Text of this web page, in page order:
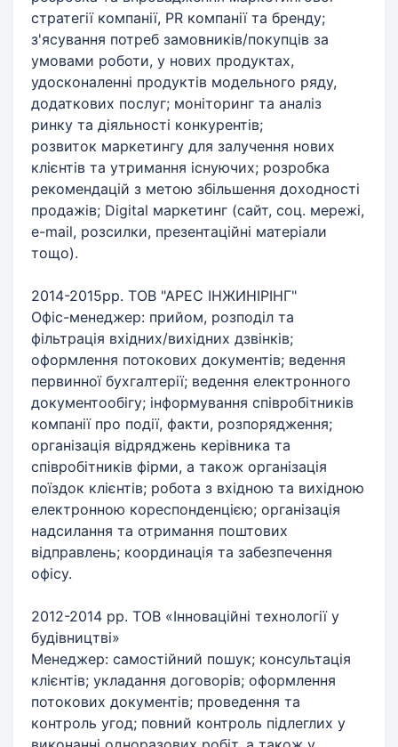
стратегії компанії, PR компанії та бренду;
з'ясування потреб замовників/покупців за
умовами роботи, у нових продуктах,
удосконаленні продуктів модельного ряду,
додаткових послуг; моніторинг та аналіз
ринку та діяльності конкурентів;
розвиток маркетингу для залучення нових
клієнтів та утримання існуючих; розробка
рекомендацій з метою збільшення доходності
продажів; Digital маркетинг (сайт, соц. мережі,
e-mail, розсилки, презентаційні матеріали
тощо).
2014-2015рр. ТОВ "АРЕС ІНЖИНІРІНГ"
Офіс-менеджер: прийом, розподіл та
фільтрація вхідних/вихідних дзвінків;
оформлення потокових документів; ведення
первинної бухгалтерії; ведення електронного
документообігу; інформування співробітників
компанії про події, факти, розпорядження;
організація відряджень керівника та
співробітників фірми, а також організація
поїздок клієнтів; робота з вхідною та вихідною
електронною кореспонденцією; організація
надсилання та отримання поштових
відправлень; координація та забезпечення
офісу.
2012-2014 рр. ТОВ «Інноваційні технології у
будівництві»
Менеджер: самостійний пошук; консультація
клієнтів; укладання договорів; оформлення
потокових документів; проведення та
контроль угод; повний контроль підлеглих у